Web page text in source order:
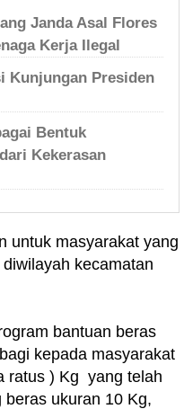
Janda Asal Flores
Kerja Ilegal
Kunjungan Presiden
Bentuk
Kekerasan
untuk masyarakat yang
kecamatan
bantuan beras
kepada masyarakat
ratus ) Kg yang telah
ukuran 10 Kg,